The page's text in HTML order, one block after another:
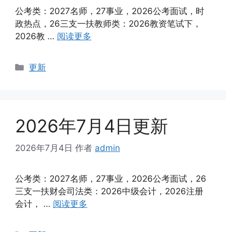
公考类：2027名师，27事业，2026公考面试，时
政热点，26三支一扶教师类：2026教资笔试下，
2026教 … 阅读更多
分
更新
2026年7月4日更新
2026年7月4日 作者 admin
公考类：2027名师，27事业，2026公考面试，26
三支一扶财会司法类：2026中级会计，2026注册
会计， … 阅读更多